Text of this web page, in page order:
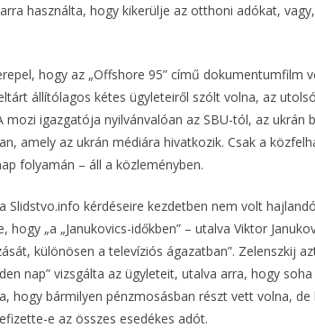
használta, hogy kikerülje az otthoni adókat,
hogy az „Offshore 95” című dokumentumfilm
állítólagos kétes ügyleteiről szólt volna, az
mozi igazgatója nyilvánvalóan az SBU-tól, az
amely az ukrán médiára hivatkozik. Csak a
folyamán – áll a közleményben.
Slidstvo.info kérdéseire kezdetben nem volt
„a „Janukovics-időkben” – utalva Viktor
különösen a televíziós ágazatban”. Zelenszkij
nap” vizsgálta az ügyleteit, utalva arra, hogy
hogy bármilyen pénzmosásban részt vett volna,
e az összes esedékes adót.